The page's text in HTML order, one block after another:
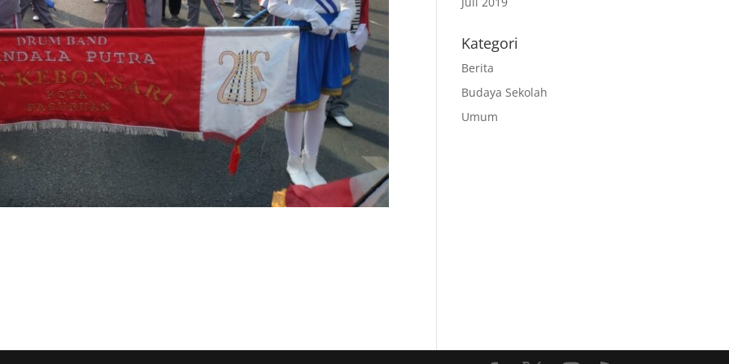
Kategori
Berita
Budaya Sekolah
Umum